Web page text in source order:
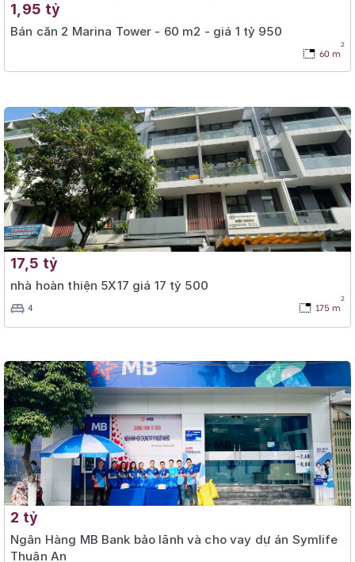
1,95 tỷ
Bán căn 2 Marina Tower - 60 m2 - giá 1 tỷ 950
60 m
2
17,5 tỷ
nhà hoàn thiện 5X17 giá 17 tỷ 500
4 175 m
2
2 tỷ
Ngân Hàng MB Bank bảo lãnh và cho vay dự án Symlife
Thuận An